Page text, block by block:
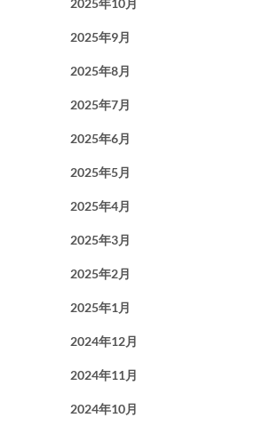
2025年10月
2025年9月
2025年8月
2025年7月
2025年6月
2025年5月
2025年4月
2025年3月
2025年2月
2025年1月
2024年12月
2024年11月
2024年10月